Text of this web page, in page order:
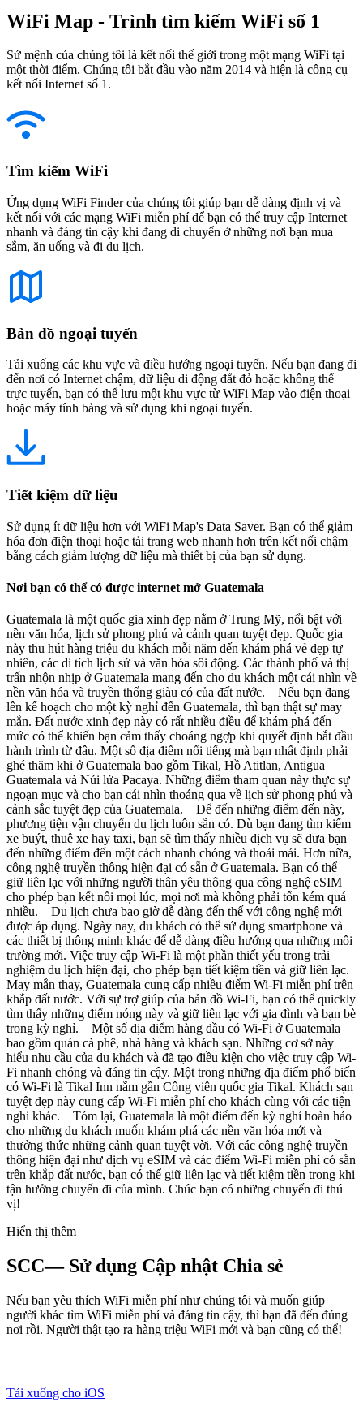
WiFi Map - Trình tìm kiếm WiFi số 1
Sứ mệnh của chúng tôi là kết nối thế giới trong một mạng WiFi tại
một thời điểm. Chúng tôi bắt đầu vào năm 2014 và hiện là công cụ
kết nối Internet số 1.
Tìm kiếm WiFi
Ứng dụng WiFi Finder của chúng tôi giúp bạn dễ dàng định vị và
kết nối với các mạng WiFi miễn phí để bạn có thể truy cập Internet
nhanh và đáng tin cậy khi đang di chuyển ở những nơi bạn mua
sắm, ăn uống và đi du lịch.
Bản đồ ngoại tuyến
Tải xuống các khu vực và điều hướng ngoại tuyến. Nếu bạn đang đi
đến nơi có Internet chậm, dữ liệu di động đắt đỏ hoặc không thể
trực tuyến, bạn có thể lưu một khu vực từ WiFi Map vào điện thoại
hoặc máy tính bảng và sử dụng khi ngoại tuyến.
Tiết kiệm dữ liệu
Sử dụng ít dữ liệu hơn với WiFi Map's Data Saver. Bạn có thể giảm
hóa đơn điện thoại hoặc tải trang web nhanh hơn trên kết nối chậm
bằng cách giảm lượng dữ liệu mà thiết bị của bạn sử dụng.
Nơi bạn có thể có được internet mở Guatemala
Guatemala là một quốc gia xinh đẹp nằm ở Trung Mỹ, nổi bật với
nền văn hóa, lịch sử phong phú và cảnh quan tuyệt đẹp. Quốc gia
này thu hút hàng triệu du khách mỗi năm đến khám phá vẻ đẹp tự
nhiên, các di tích lịch sử và văn hóa sôi động. Các thành phố và thị
trấn nhộn nhịp ở Guatemala mang đến cho du khách một cái nhìn về
nền văn hóa và truyền thống giàu có của đất nước. Nếu bạn đang
lên kế hoạch cho một kỳ nghỉ đến Guatemala, thì bạn thật sự may
mắn. Đất nước xinh đẹp này có rất nhiều điều để khám phá đến
mức có thể khiến bạn cảm thấy choáng ngợp khi quyết định bắt đầu
hành trình từ đâu. Một số địa điểm nổi tiếng mà bạn nhất định phải
ghé thăm khi ở Guatemala bao gồm Tikal, Hồ Atitlan, Antigua
Guatemala và Núi lửa Pacaya. Những điểm tham quan này thực sự
ngoạn mục và cho bạn cái nhìn thoáng qua về lịch sử phong phú và
cảnh sắc tuyệt đẹp của Guatemala. Để đến những điểm đến này,
phương tiện vận chuyển du lịch luôn sẵn có. Dù bạn đang tìm kiếm
xe buýt, thuê xe hay taxi, bạn sẽ tìm thấy nhiều dịch vụ sẽ đưa bạn
đến những điểm đến một cách nhanh chóng và thoải mái. Hơn nữa,
công nghệ truyền thông hiện đại có sẵn ở Guatemala. Bạn có thể
giữ liên lạc với những người thân yêu thông qua công nghệ eSIM
cho phép bạn kết nối mọi lúc, mọi nơi mà không phải tốn kém quá
nhiều. Du lịch chưa bao giờ dễ dàng đến thế với công nghệ mới
được áp dụng. Ngày nay, du khách có thể sử dụng smartphone và
các thiết bị thông minh khác để dễ dàng điều hướng qua những môi
trường mới. Việc truy cập Wi-Fi là một phần thiết yếu trong trải
nghiệm du lịch hiện đại, cho phép bạn tiết kiệm tiền và giữ liên lạc.
May mắn thay, Guatemala cung cấp nhiều điểm Wi-Fi miễn phí trên
khắp đất nước. Với sự trợ giúp của bản đồ Wi-Fi, bạn có thể quickly
tìm thấy những điểm nóng này và giữ liên lạc với gia đình và bạn bè
trong kỳ nghỉ. Một số địa điểm hàng đầu có Wi-Fi ở Guatemala
bao gồm quán cà phê, nhà hàng và khách sạn. Những cơ sở này
hiểu nhu cầu của du khách và đã tạo điều kiện cho việc truy cập Wi-
Fi nhanh chóng và đáng tin cậy. Một trong những địa điểm phổ biến
có Wi-Fi là Tikal Inn nằm gần Công viên quốc gia Tikal. Khách sạn
tuyệt đẹp này cung cấp Wi-Fi miễn phí cho khách cùng với các tiện
nghi khác. Tóm lại, Guatemala là một điểm đến kỳ nghỉ hoàn hảo
cho những du khách muốn khám phá các nền văn hóa mới và
thưởng thức những cảnh quan tuyệt vời. Với các công nghệ truyền
thông hiện đại như dịch vụ eSIM và các điểm Wi-Fi miễn phí có sẵn
trên khắp đất nước, bạn có thể giữ liên lạc và tiết kiệm tiền trong khi
tận hưởng chuyến đi của mình. Chúc bạn có những chuyến đi thú
vị!
Hiển thị thêm
SCC— Sử dụng Cập nhật Chia sẻ
Nếu bạn yêu thích WiFi miễn phí như chúng tôi và muốn giúp
người khác tìm WiFi miễn phí và đáng tin cậy, thì bạn đã đến đúng
nơi rồi. Người thật tạo ra hàng triệu WiFi mới và bạn cũng có thể!
Tải xuống cho iOS